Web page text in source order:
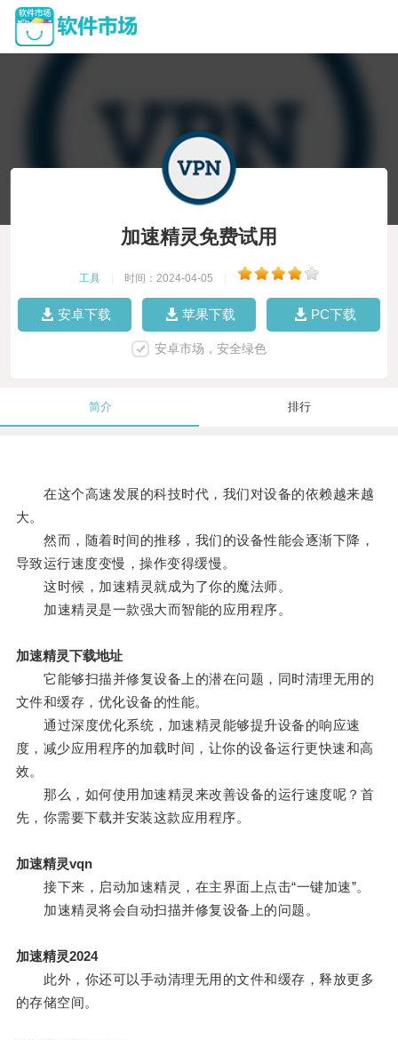
加速精灵免费试用
工具 时间：2024-04-05
安卓下载 苹果下载 PC下载
安卓市场，安全绿色
简介 排行
在这个高速发展的科技时代，我们对设备的依赖越来越
大。
然而，随着时间的推移，我们的设备性能会逐渐下降，
导致运行速度变慢，操作变得缓慢。
这时候，加速精灵就成为了你的魔法师。
加速精灵是一款强大而智能的应用程序。
加速精灵下载地址
它能够扫描并修复设备上的潜在问题，同时清理无用的
文件和缓存，优化设备的性能。
通过深度优化系统，加速精灵能够提升设备的响应速
度，减少应用程序的加载时间，让你的设备运行更快速和高
效。
那么，如何使用加速精灵来改善设备的运行速度呢？首
先，你需要下载并安装这款应用程序。
加速精灵vqn
接下来，启动加速精灵，在主界面上点击“一键加速”。
加速精灵将会自动扫描并修复设备上的问题。
加速精灵2024
此外，你还可以手动清理无用的文件和缓存，释放更多
的存储空间。